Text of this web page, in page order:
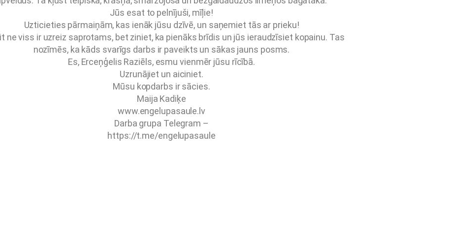
Jūs esat to pelnījuši, mīļie!
Uzticieties pārmaiņām, kas ienāk jūsu dzīvē, un saņemiet tās ar prieku!
ne viss ir uzreiz saprotams, bet ziniet, ka pienāks brīdis un jūs ieraudzīsiet kopainu. Tas
nozīmēs, ka kāds svarīgs darbs ir paveikts un sākas jauns posms.
Es, Erceņģelis Raziēls, esmu vienmēr jūsu rīcībā.
Uzrunājiet un aiciniet.
Mūsu kopdarbs ir sācies.
Maija Kadiķe
www.engelupasaule.lv
Darba grupa Telegram –
https://t.me/engelupasaule